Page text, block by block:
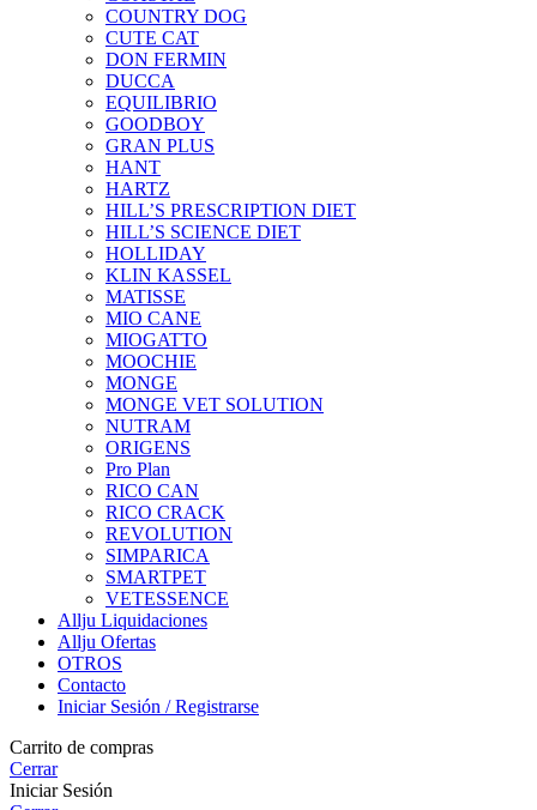
COUNTRY DOG
CUTE CAT
DON FERMIN
DUCCA
EQUILIBRIO
GOODBOY
GRAN PLUS
HANT
HARTZ
HILL’S PRESCRIPTION DIET
HILL’S SCIENCE DIET
HOLLIDAY
KLIN KASSEL
MATISSE
MIO CANE
MIOGATTO
MOOCHIE
MONGE
MONGE VET SOLUTION
NUTRAM
ORIGENS
Pro Plan
RICO CAN
RICO CRACK
REVOLUTION
SIMPARICA
SMARTPET
VETESSENCE
Allju Liquidaciones
Allju Ofertas
OTROS
Contacto
Iniciar Sesión / Registrarse
Carrito de compras
Cerrar
Iniciar Sesión